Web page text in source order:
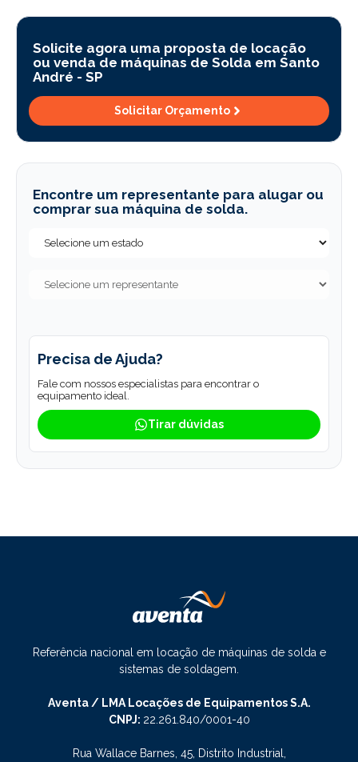
Solicite agora uma proposta de locação
ou venda de máquinas de Solda em Santo
André - SP
Solicitar Orçamento
Encontre um representante para alugar ou
comprar sua máquina de solda.
Precisa de Ajuda?
Fale com nossos especialistas para encontrar o
equipamento ideal.
Tirar dúvidas
Referência nacional em locação de máquinas de solda e
sistemas de soldagem.
Aventa / LMA Locações de Equipamentos S.A.
CNPJ: 22.261.840/0001-40
Rua Wallace Barnes, 45, Distrito Industrial,